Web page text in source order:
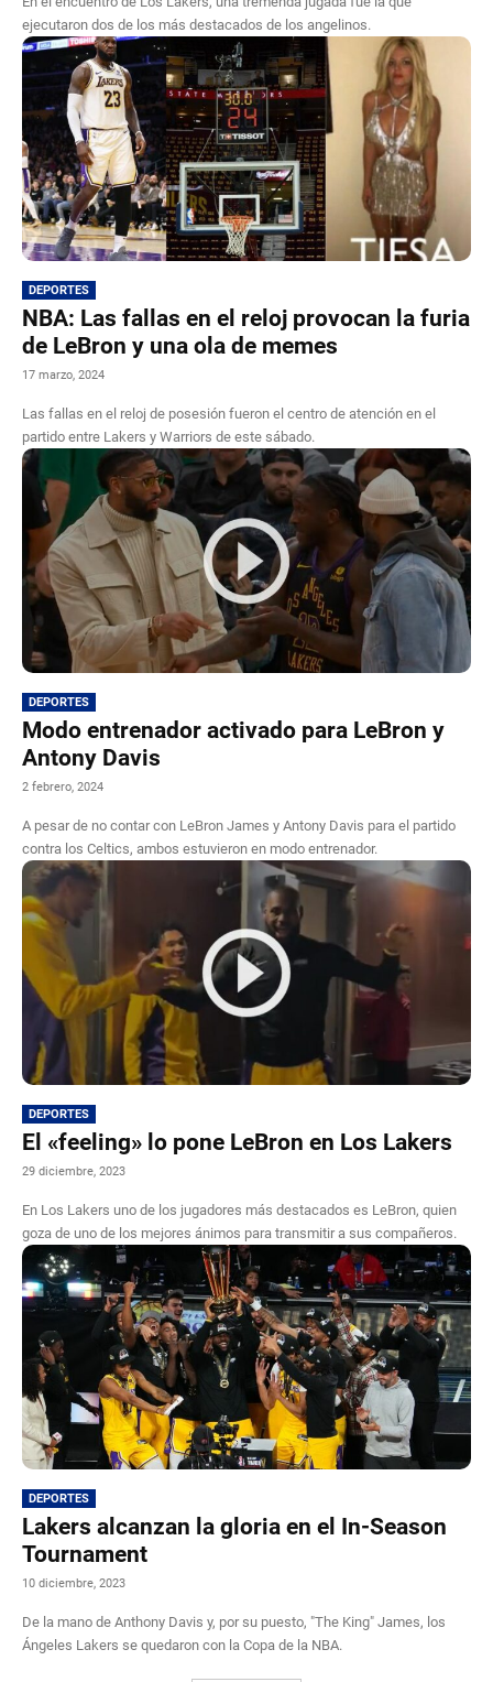
ejecutaron dos de los más destacados de los angelinos.
DEPORTES
NBA: Las fallas en el reloj provocan la furia
de LeBron y una ola de memes
17 marzo, 2024
Las fallas en el reloj de posesión fueron el centro de atención en el
partido entre Lakers y Warriors de este sábado.
DEPORTES
Modo entrenador activado para LeBron y
Antony Davis
2 febrero, 2024
A pesar de no contar con LeBron James y Antony Davis para el partido
contra los Celtics, ambos estuvieron en modo entrenador.
DEPORTES
El «feeling» lo pone LeBron en Los Lakers
29 diciembre, 2023
En Los Lakers uno de los jugadores más destacados es LeBron, quien
goza de uno de los mejores ánimos para transmitir a sus compañeros.
DEPORTES
Lakers alcanzan la gloria en el In-Season
Tournament
10 diciembre, 2023
De la mano de Anthony Davis y, por su puesto, "The King" James, los
Ángeles Lakers se quedaron con la Copa de la NBA.